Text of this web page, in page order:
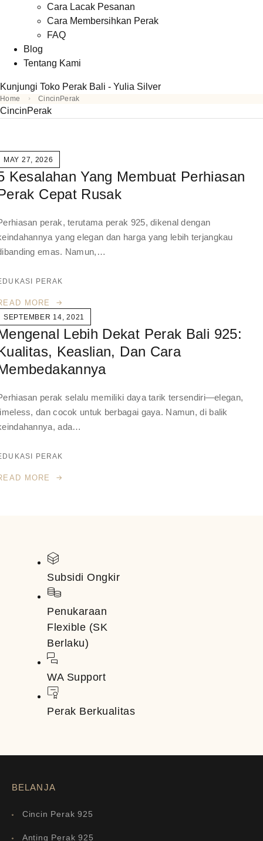
Cara Lacak Pesanan
Cara Membersihkan Perak
FAQ
Blog
Tentang Kami
Kunjungi Toko Perak Bali - Yulia Silver
Home CincinPerak
CincinPerak
MAY 27, 2026
Kesalahan Yang Membuat Perhiasan
Cepat Rusak
perak, terutama perak 925, dikenal dengan
yang elegan dan harga yang lebih terjangkau
emas. Namun,…
PERAK
MORE
SEPTEMBER 14, 2021
Lebih Dekat Perak Bali 925:
Keaslian, Dan Cara
perak selalu memiliki daya tarik tersendiri—elegan,
dan cocok untuk berbagai gaya. Namun, di balik
ada…
PERAK
MORE
Subsidi Ongkir
Penukaraan
Flexible (SK
Berlaku)
WA Support
Perak Berkualitas
BELANJA
Cincin Perak 925
Anting Perak 925